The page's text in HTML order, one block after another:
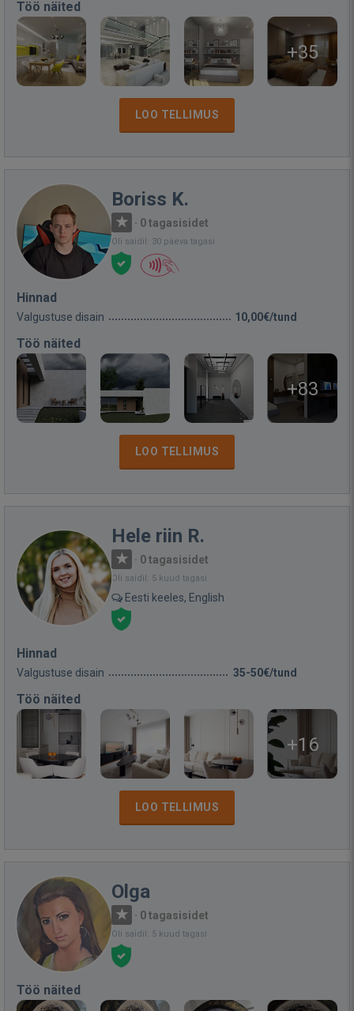
Töö näited
+35
LOO TELLIMUS
Boriss K.
· 0 tagasisidet
Oli saidil: 30 päeva tagasi
Hinnad
Valgustuse disain 10,00€/tund
Töö näited
+83
LOO TELLIMUS
Hele riin R.
· 0 tagasisidet
Oli saidil: 5 kuud tagasi
Eesti keeles, English
Hinnad
Valgustuse disain 35-50€/tund
Töö näited
+16
LOO TELLIMUS
Olga
· 0 tagasisidet
Oli saidil: 5 kuud tagasi
Töö näited